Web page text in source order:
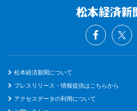
松本経済新聞について
プレスリリース・情報提供はこちらから
アクセスデータの利用について